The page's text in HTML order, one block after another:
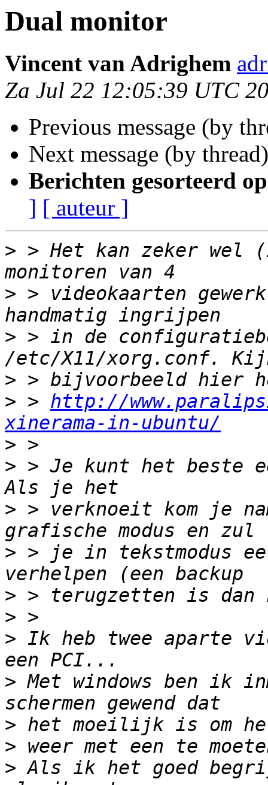
Dual monitor
Vincent van Adrighem
Za Jul 22 12:05:39 UTC
Previous message (by
Next message (by
Berichten gesorteerd
] [ auteur ]
> > Het kan zeker wel
> > videokaarten
> > in de
>
> > http://
xinerama-in-ubuntu/
>
> > Je kunt het beste
> > verknoeit kom je
> > je in tekstmodus
>
>
> Ik heb twee aparte
> Met windows ben ik
>
>
> Als ik het goed